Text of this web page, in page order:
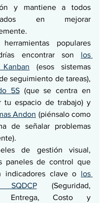
y mantiene a todos
en mejorar
populares
encontrar son los
(esos sistemas
seguimiento de tareas),
5S (que se centra en
Andon (piénsalo como
de señalar problemas
de gestión visual,
paneles de control que
indicadores clave o los
SQDCP (Seguridad,
Entrega, Costo y